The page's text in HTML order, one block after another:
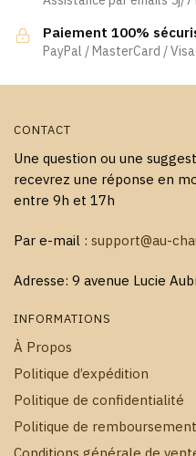
sur
la
page
Paiement 100%
PayPal / MasterCard / Visa
CONTACT
Une question ou une
recevrez une réponse en
entre 9h et 17h
Par e-mail : support@au-
Adresse: 9 avenue Lucie
INFORMATIONS
À Propos
Politique d’expédition
Politique de confidentialité
Politique de remboursement